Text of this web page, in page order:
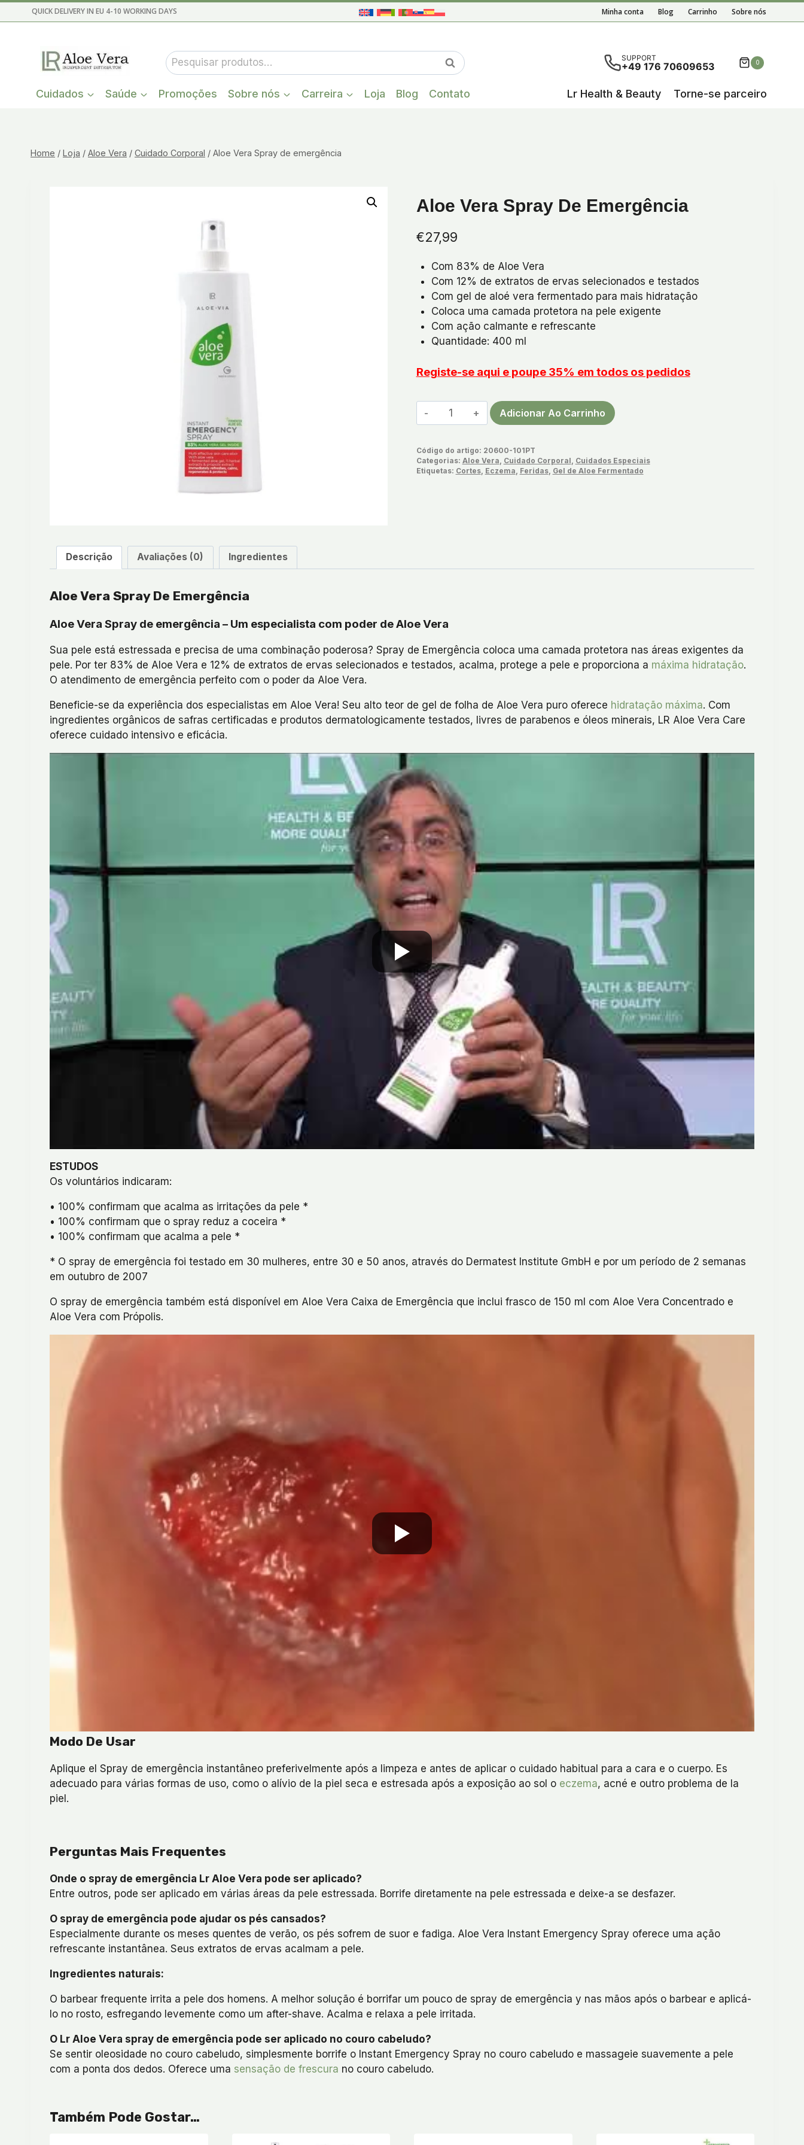
to
QUICK DELIVERY IN EU 4-10 WORKING DAYS Minha conta Blog Carrinho Sobre nós
Pesquisar
por:
PesquisaQuando estiverem disponíveis resultados de preenchimento
SUPPORT
+49 176 70609653 0
Cuidados Saúde Promoções Sobre nós Carreira Loja Blog Contato Lr Health & Beauty Torne-se parceiro
Home / Loja / Aloe Vera / Cuidado Corporal / Aloe Vera Spray de emergência
Aloe Vera Spray De Emergência
€27,99
Com 83% de Aloe Vera
Com 12% de extratos de ervas selecionados e testados
Com gel de aloé vera fermentado para mais hidratação
Coloca uma camada protetora na pele exigente
Com ação calmante e refrescante
Quantidade: 400 ml
Registe-se aqui e poupe 35% em todos os pedidos
Quantidade
de
Vera
Spray
Adicionar Ao Carrinho
Código do artigo: 20600-101PT
Categorias: Aloe Vera, Cuidado Corporal, Cuidados Especiais
Etiquetas: Cortes, Eczema, Feridas, Gel de Aloe Fermentado
Descrição Avaliações (0) Ingredientes
Aloe Vera Spray De Emergência
Aloe Vera Spray de emergência – Um especialista com poder de Aloe Vera
Sua pele está estressada e precisa de uma combinação poderosa? Spray de Emergência coloca uma camada protetora nas áreas exigentes da
pele. Por ter 83% de Aloe Vera e 12% de extratos de ervas selecionados e testados, acalma, protege a pele e proporciona a máxima hidratação.
O atendimento de emergência perfeito com o poder da Aloe Vera.
Beneficie-se da experiência dos especialistas em Aloe Vera! Seu alto teor de gel de folha de Aloe Vera puro oferece hidratação máxima. Com
ingredientes orgânicos de safras certificadas e produtos dermatologicamente testados, livres de parabenos e óleos minerais, LR Aloe Vera Care
oferece cuidado intensivo e eficácia.
ESTUDOS
Os voluntários indicaram:
• 100% confirmam que acalma as irritações da pele *
• 100% confirmam que o spray reduz a coceira *
• 100% confirmam que acalma a pele *
* O spray de emergência foi testado em 30 mulheres, entre 30 e 50 anos, através do Dermatest Institute GmbH e por um período de 2 semanas
em outubro de 2007
O spray de emergência também está disponível em Aloe Vera Caixa de Emergência que inclui frasco de 150 ml com Aloe Vera Concentrado e
Aloe Vera com Própolis.
Modo De Usar
Aplique el Spray de emergência instantâneo preferivelmente após a limpeza e antes de aplicar o cuidado habitual para a cara e o cuerpo. Es
adecuado para várias formas de uso, como o alívio de la piel seca e estresada após a exposição ao sol o eczema, acné e outro problema de la
piel.
Perguntas Mais Frequentes
Onde o spray de emergência Lr Aloe Vera pode ser aplicado?
Entre outros, pode ser aplicado em várias áreas da pele estressada. Borrife diretamente na pele estressada e deixe-a se desfazer.
O spray de emergência pode ajudar os pés cansados?
Especialmente durante os meses quentes de verão, os pés sofrem de suor e fadiga. Aloe Vera Instant Emergency Spray oferece uma ação
refrescante instantânea. Seus extratos de ervas acalmam a pele.
Ingredientes naturais:
O barbear frequente irrita a pele dos homens. A melhor solução é borrifar um pouco de spray de emergência y nas mãos após o barbear e aplicá-
lo no rosto, esfregando levemente como um after-shave. Acalma e relaxa a pele irritada.
O Lr Aloe Vera spray de emergência pode ser aplicado no couro cabeludo?
Se sentir oleosidade no couro cabeludo, simplesmente borrife o Instant Emergency Spray no couro cabeludo e massageie suavemente a pele
com a ponta dos dedos. Oferece uma sensação de frescura no couro cabeludo.
Também Pode Gostar…
Aloe
Vera
de
emergência